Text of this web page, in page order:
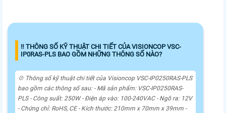
‼️ THÔNG SỐ KỸ THUẬT CHI TIẾT CỦA VISIONCOP VSC-
IP0RAS-PLS BAO GỒM NHỮNG THÔNG SỐ NÀO?
💠 Thông số kỹ thuật chi tiết của Visioncop VSC-IP0250RAS-PLS
bao gồm các thông số sau: - Mã sản phẩm: VSC-IP0250RAS-
PLS - Công suất: 250W - Điện áp vào: 100-240VAC - Ngõ ra: 12V
- Chứng chỉ: RoHS, CE - Kích thước: 210mm x 70mm x 39mm -